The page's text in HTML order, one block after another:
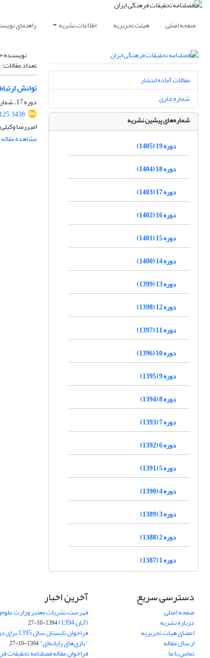
صفحه اصلی هیئت تحریریه اطلاعات نشریه راهنمای
نویسنده
تعداد مقالات:
توانش
دوره 17، شماره 1، بهار 1403، صفحه
امیررضا
مشاهده مقاله
مقالات آماده انتشار
شماره جاری
شماره‌های پیشین نشریه
دوره 19 (1405)
دوره 18 (1404)
دوره 17 (1403)
دوره 16 (1402)
دوره 15 (1401)
دوره 14 (1400)
دوره 13 (1399)
دوره 12 (1398)
دوره 11 (1397)
دوره 10 (1396)
دوره 9 (1395)
دوره 8 (1394)
دوره 7 (1393)
دوره 6 (1392)
دوره 5 (1391)
دوره 4 (1390)
دوره 3 (1389)
دوره 2 (1388)
دوره 1 (1387)
دسترسی سریع
صفحه اصلی
درباره نشریه
اعضای هیات تحریریه
ارسال مقاله
تماس با ما
آخرین اخبار
فهرست نشریات معتبر وزارت
(آبان 1394) 1394-10-27
فراخوان
"بازی‌های رایانه‌ای"1394-10-27